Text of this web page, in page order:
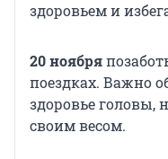
здоровьем и
20 ноября
поездках. Важно
здоровье головы,
своим весом.